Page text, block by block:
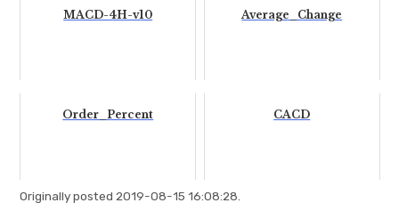
MACD-4H-v10 Average_Change
Order_Percent CACD
Originally posted 2019-08-15 16:08:28.